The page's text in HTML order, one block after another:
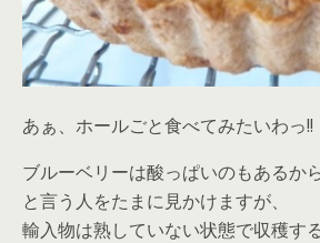
あぁ、ホールごと食べてみたいわっ!!
ブルーベリーは酸っぱいのもあるか
と言う人をたまに見かけますが、
輸入物は熟していない状態で収穫す